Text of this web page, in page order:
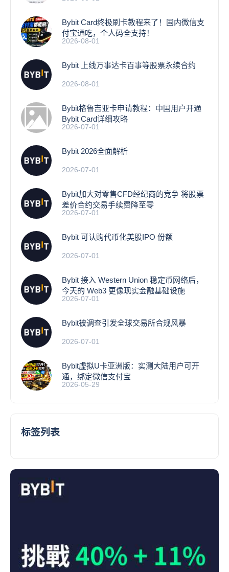
Bybit Card终极刷卡教程来了！国内微信支
付宝通吃，个人码全支持！
2026-08-01
Bybit 上线万事达卡百事等股票永续合约
2026-08-01
Bybit格鲁吉亚卡申请教程：中国用户开通
Bybit Card详细攻略
2026-07-01
Bybit 2026全面解析
2026-07-01
Bybit加大对零售CFD经纪商的竞争 将股票
差价合约交易手续费降至零
2026-07-01
Bybit 可认购代币化美股IPO 份额
2026-07-01
Bybit 接入 Western Union 稳定币网络后，
今天的 Web3 更像现实金融基础设施
2026-07-01
Bybit被调查引发全球交易所合规风暴
2026-07-01
Bybit虚拟U卡亚洲版：实测大陆用户可开
通，绑定微信支付宝
2026-05-29
标签列表